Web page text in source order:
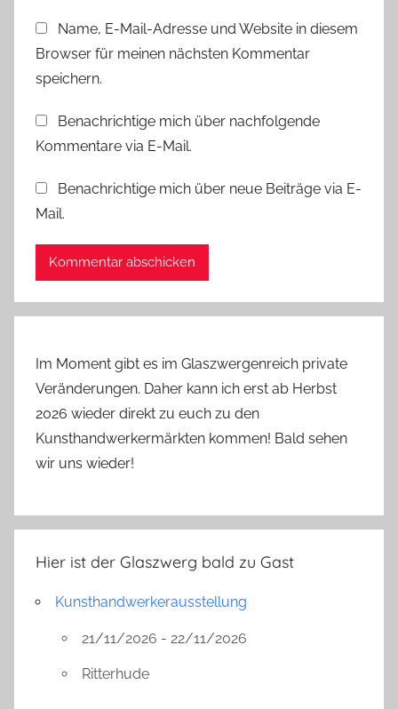
,
W
e
h
s
l
a
b
a
e
c
h
e
s
h
Name, E-Mail-Adresse und Website in diesem
Browser für meinen nächsten Kommentar
speichern.
Benachrichtige mich über nachfolgende
Kommentare via E-Mail.
Benachrichtige mich über neue Beiträge via E-
Mail.
Im Moment gibt es im Glaszwergenreich private
Veränderungen. Daher kann ich erst ab Herbst
2026 wieder direkt zu euch zu den
Kunsthandwerkermärkten kommen! Bald sehen
wir uns wieder!
Hier ist der Glaszwerg bald zu Gast
Kunsthandwerkerausstellung
21/11/2026 - 22/11/2026
Ritterhude